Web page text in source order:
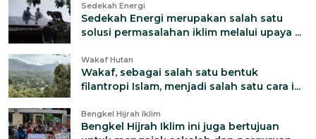
Sedekah Energi
Sedekah Energi merupakan salah satu
solusi permasalahan iklim melalui upaya ...
Wakaf Hutan
Wakaf, sebagai salah satu bentuk
filantropi Islam, menjadi salah satu cara i...
Bengkel Hijrah Iklim
Bengkel Hijrah Iklim ini juga bertujuan